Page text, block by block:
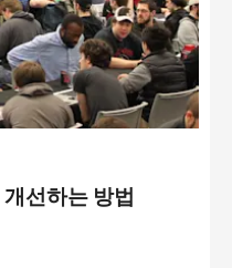
선하는 방법